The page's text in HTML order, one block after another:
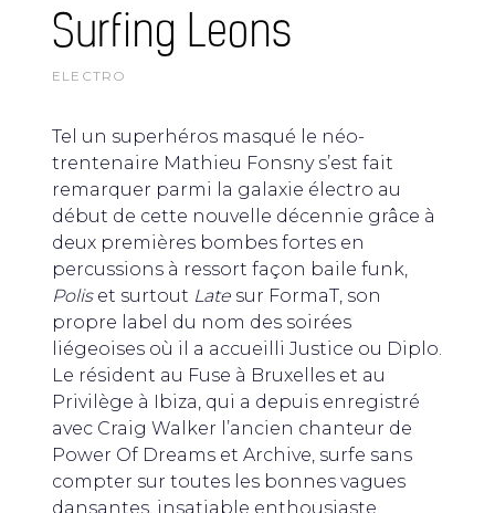
Surfing Leons
ELECTRO
Tel un superhéros masqué le néo-
trentenaire Mathieu Fonsny s’est fait
remarquer parmi la galaxie électro au
début de cette nouvelle décennie grâce à
deux premières bombes fortes en
percussions à ressort façon baile funk,
Poliset surtout Late sur FormaT, son
propre label du nom des soirées
liégeoises où il a accueilli Justice ou Diplo.
Le résident au Fuse à Bruxelles et au
Privilège à Ibiza, qui a depuis enregistré
avec Craig Walker l’ancien chanteur de
Power Of Dreams et Archive, surfe sans
compter sur toutes les bonnes vagues
dansantes, insatiable enthousiaste.